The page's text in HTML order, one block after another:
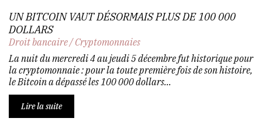
UN BITCOIN VAUT DÉSORMAIS PLUS DE 100 000
DOLLARS
Droit bancaire/Cryptomonnaies
La nuit du mercredi 4 au jeudi 5 décembre fut historique pour
la cryptomonnaie : pour la toute première fois de son histoire,
le Bitcoin a dépassé les 100 000 dollars...
Lire la suite